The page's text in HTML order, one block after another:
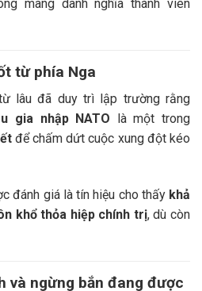
mang danh nghĩa thành viên
từ phía Nga
lâu đã duy trì lập trường rằng
gia nhập NATO là một trong
để chấm dứt cuộc xung đột kéo
đánh giá là tín hiệu cho thấy khả
khổ thỏa hiệp chính trị, dù còn
và ngừng bắn đang được